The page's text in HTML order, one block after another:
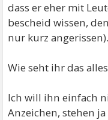
dass er eher mit
bescheid wissen,
nur kurz angerissen).
Wie seht ihr das
Ich will ihn einfach
Anzeichen, stehen